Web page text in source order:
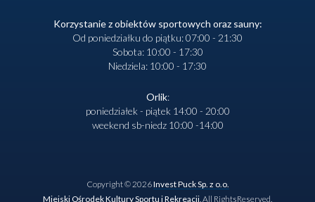
Korzystanie z obiektów sportowych oraz sauny:
Od poniedziałku do piątku: 07:00 - 21:30
Sobota: 10:00 - 17:30
Niedziela: 10:00 - 17:30
Orlik:
poniedziałek - piątek 14:00 - 20:00
weekend sb-niedz 10:00 -14:00
Copyright © 2026Invest Puck Sp. z o.o.
Miejski Ośrodek Kultury Sportu i Rekreacji. All RightsReserved.